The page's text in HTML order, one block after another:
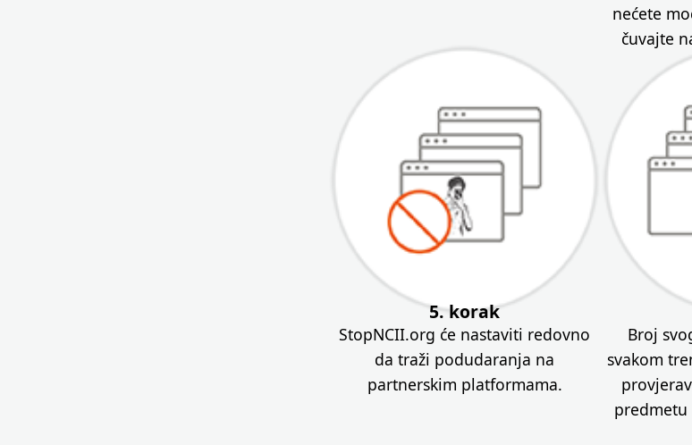
nećete
čuvajte
5. korak
StopNCII.org će nastaviti redovno
da traži podudaranja na
partnerskim platformama.
Broj
svakom